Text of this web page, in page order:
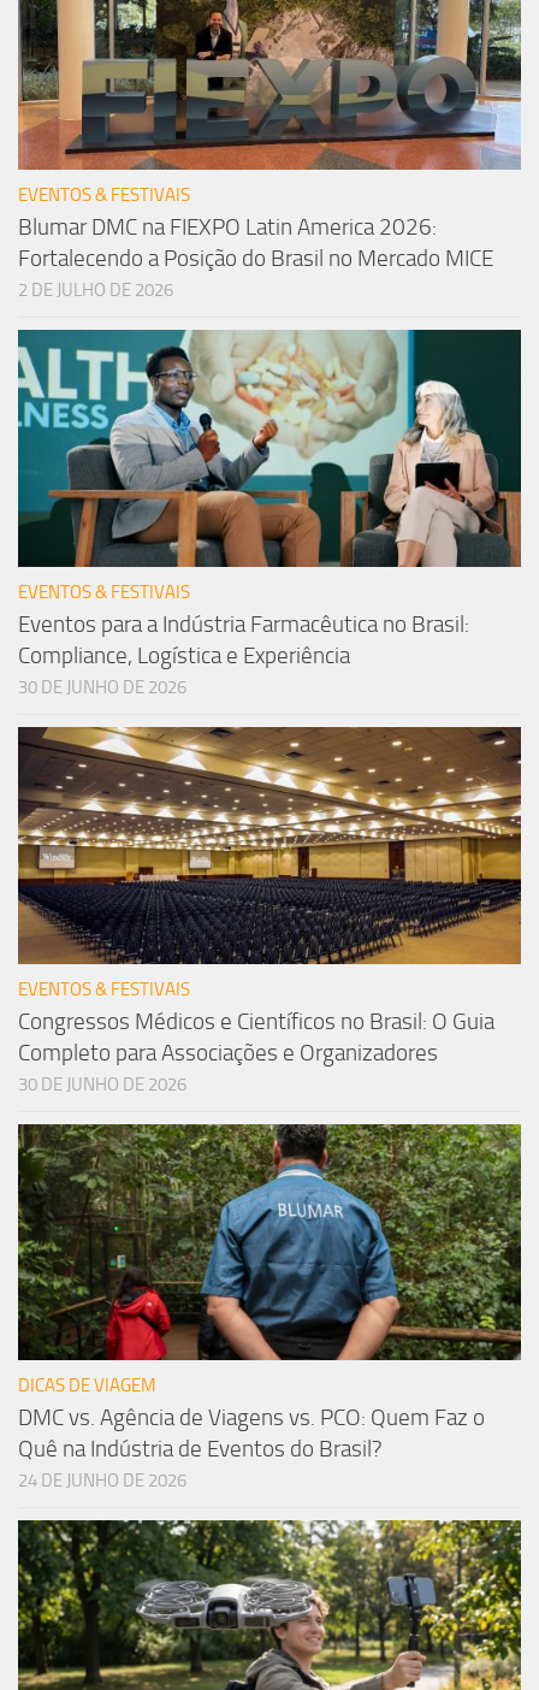
EVENTOS & FESTIVAIS
Blumar DMC na FIEXPO Latin America 2026:
Fortalecendo a Posição do Brasil no Mercado MICE
2 DE JULHO DE 2026
EVENTOS & FESTIVAIS
Eventos para a Indústria Farmacêutica no Brasil:
Compliance, Logística e Experiência
30 DE JUNHO DE 2026
EVENTOS & FESTIVAIS
Congressos Médicos e Científicos no Brasil: O Guia
Completo para Associações e Organizadores
30 DE JUNHO DE 2026
DICAS DE VIAGEM
DMC vs. Agência de Viagens vs. PCO: Quem Faz o
Quê na Indústria de Eventos do Brasil?
24 DE JUNHO DE 2026